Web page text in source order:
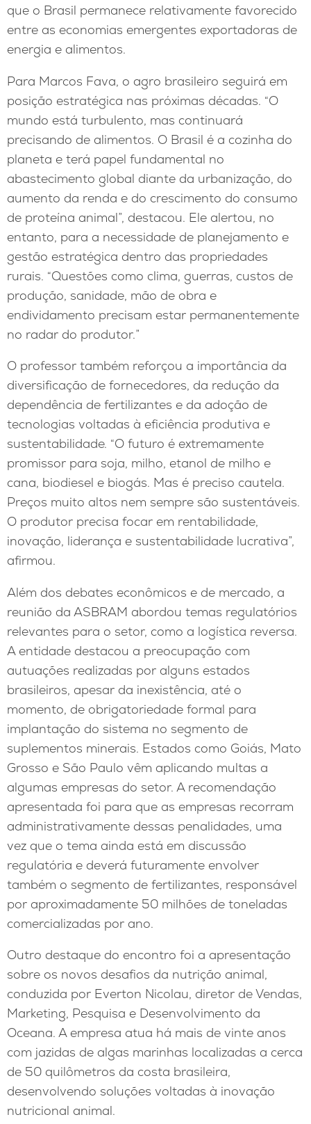
que o Brasil permanece relativamente favorecido
entre as economias emergentes exportadoras de
energia e alimentos.
Para Marcos Fava, o agro brasileiro seguirá em
posição estratégica nas próximas décadas. “O
mundo está turbulento, mas continuará
precisando de alimentos. O Brasil é a cozinha do
planeta e terá papel fundamental no
abastecimento global diante da urbanização, do
aumento da renda e do crescimento do consumo
de proteína animal”, destacou. Ele alertou, no
entanto, para a necessidade de planejamento e
gestão estratégica dentro das propriedades
rurais. “Questões como clima, guerras, custos de
produção, sanidade, mão de obra e
endividamento precisam estar permanentemente
no radar do produtor.”
O professor também reforçou a importância da
diversificação de fornecedores, da redução da
dependência de fertilizantes e da adoção de
tecnologias voltadas à eficiência produtiva e
sustentabilidade. “O futuro é extremamente
promissor para soja, milho, etanol de milho e
cana, biodiesel e biogás. Mas é preciso cautela.
Preços muito altos nem sempre são sustentáveis.
O produtor precisa focar em rentabilidade,
inovação, liderança e sustentabilidade lucrativa”,
afirmou.
Além dos debates econômicos e de mercado, a
reunião da ASBRAM abordou temas regulatórios
relevantes para o setor, como a logística reversa.
A entidade destacou a preocupação com
autuações realizadas por alguns estados
brasileiros, apesar da inexistência, até o
momento, de obrigatoriedade formal para
implantação do sistema no segmento de
suplementos minerais. Estados como Goiás, Mato
Grosso e São Paulo vêm aplicando multas a
algumas empresas do setor. A recomendação
apresentada foi para que as empresas recorram
administrativamente dessas penalidades, uma
vez que o tema ainda está em discussão
regulatória e deverá futuramente envolver
também o segmento de fertilizantes, responsável
por aproximadamente 50 milhões de toneladas
comercializadas por ano.
Outro destaque do encontro foi a apresentação
sobre os novos desafios da nutrição animal,
conduzida por Everton Nicolau, diretor de Vendas,
Marketing, Pesquisa e Desenvolvimento da
Oceana. A empresa atua há mais de vinte anos
com jazidas de algas marinhas localizadas a cerca
de 50 quilômetros da costa brasileira,
desenvolvendo soluções voltadas à inovação
nutricional animal.